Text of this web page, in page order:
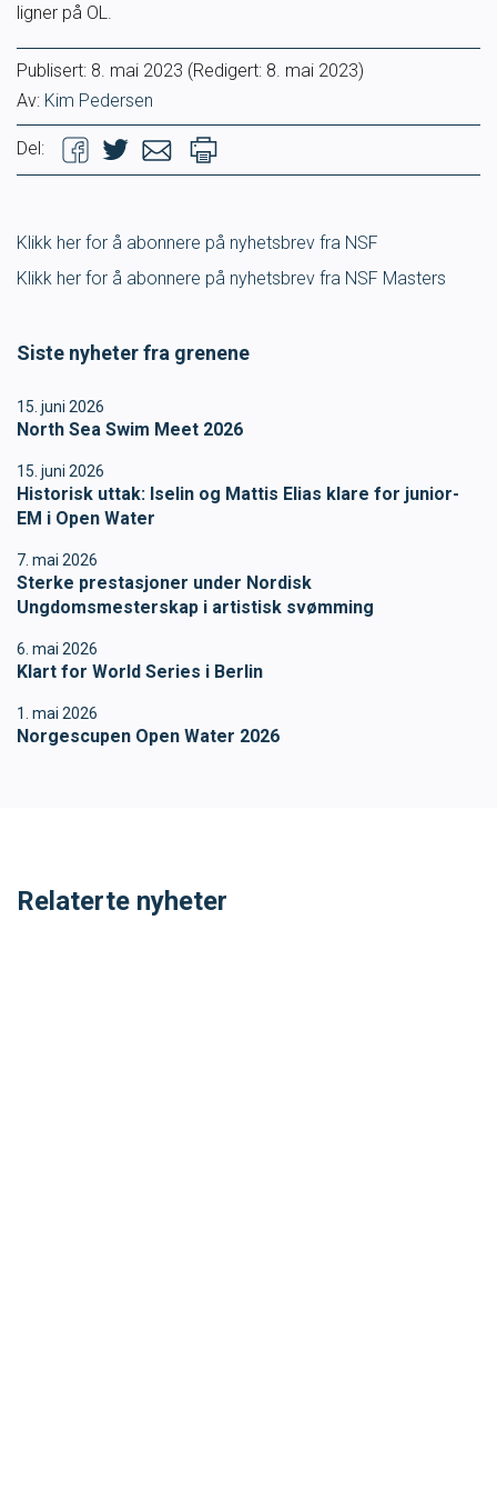
ligner på OL.
Publisert: 8. mai 2023 (Redigert: 8. mai 2023)
Av: Kim Pedersen
Del:
Klikk her for å abonnere på nyhetsbrev fra NSF
Klikk her for å abonnere på nyhetsbrev fra NSF Masters
Siste nyheter fra grenene
15. juni 2026
North Sea Swim Meet 2026
15. juni 2026
Historisk uttak: Iselin og Mattis Elias klare for junior-
EM i Open Water
7. mai 2026
Sterke prestasjoner under Nordisk
Ungdomsmesterskap i artistisk svømming
6. mai 2026
Klart for World Series i Berlin
1. mai 2026
Norgescupen Open Water 2026
Relaterte nyheter